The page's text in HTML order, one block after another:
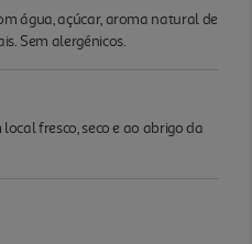
água, açúcar, aroma natural de
Sem alergénicos.
fresco, seco e ao abrigo da